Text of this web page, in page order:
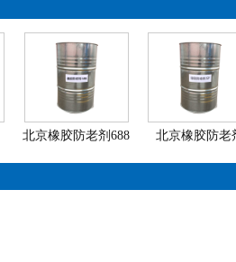
北京橡胶防老剂688 北京橡胶防老